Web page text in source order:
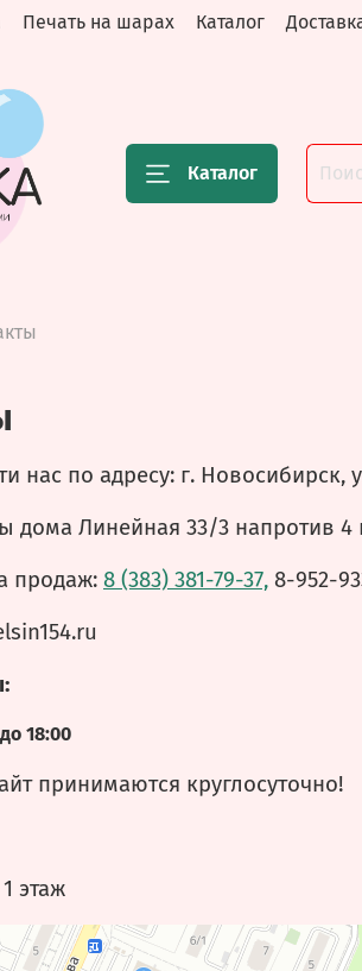
Печать на шарах Каталог
Каталог
нас по адресу: г. Новосибирск,
дома Линейная 33/3 напротив 4
продаж: 8 (383) 381-79-37, 8-952-
18:00
принимаются круглосуточно!
этаж